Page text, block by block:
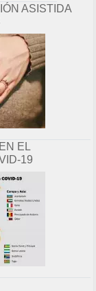
ASISTIDA
EL
19